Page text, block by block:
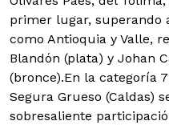
primer lugar, superando
como Antioquia y Valle,
Blandón (plata) y Johan
(bronce).En la categoría
Segura Grueso (Caldas)
sobresaliente